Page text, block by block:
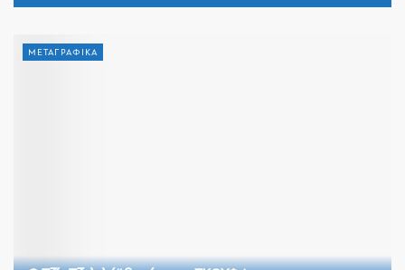
ΜΕΤΑΓΡΑΦΙΚΑ